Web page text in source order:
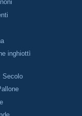
inghiottì
Secolo